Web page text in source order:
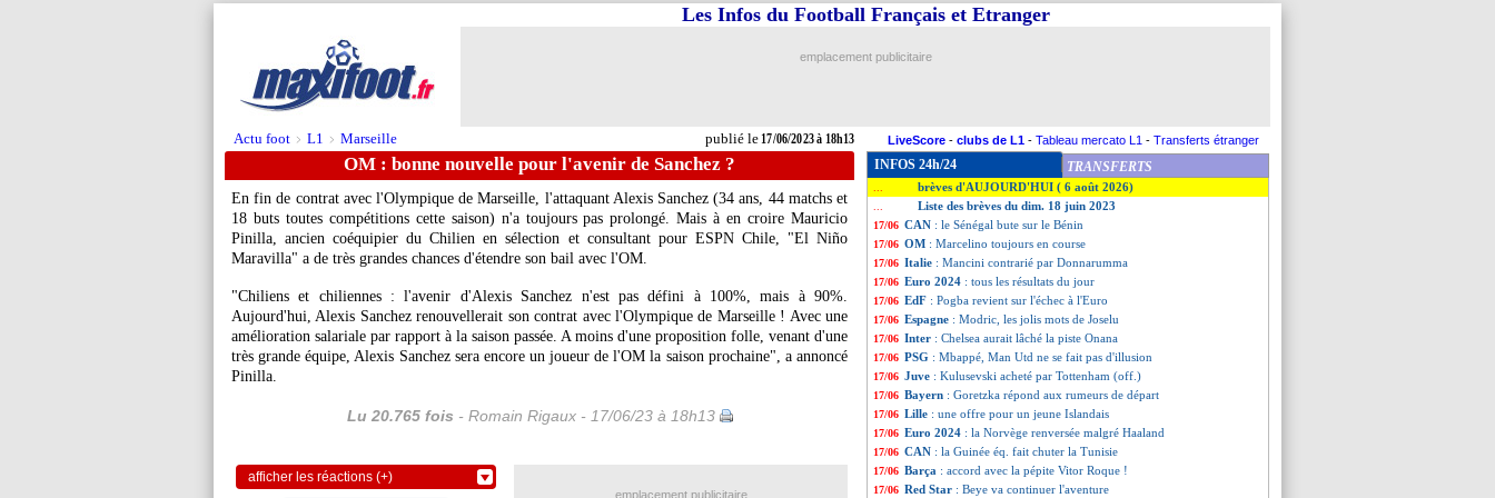
Actu foot > L1 > Marseille publié le17/06/2023 à 18h13
Les Infos du Football Français et Etranger
emplacement publicitaire
LiveScore - clubs de L1 - Tableau mercato L1 - Transferts étranger
OM : bonne nouvelle pour l'avenir de Sanchez ?
En fin de contrat avec l'Olympique de Marseille, l'attaquant Alexis Sanchez (34 ans, 44 matchs et
18 buts toutes compétitions cette saison) n'a toujours pas prolongé. Mais à en croire Mauricio
Pinilla, ancien coéquipier du Chilien en sélection et consultant pour ESPN Chile, "El Niño
Maravilla" a de très grandes chances d'étendre son bail avec l'OM.
"Chiliens et chiliennes : l'avenir d'Alexis Sanchez n'est pas défini à 100%, mais à 90%.
Aujourd'hui, Alexis Sanchez renouvellerait son contrat avec l'Olympique de Marseille ! Avec une
amélioration salariale par rapport à la saison passée. A moins d'une proposition folle, venant d'une
très grande équipe, Alexis Sanchez sera encore un joueur de l'OM la saison prochaine", a annoncé
Pinilla.
Lu 20.765 fois - Romain Rigaux - 17/06/23 à 18h13
afficher les réactions (+)
INFOS 24h/24 TRANSFERTS
brèves d'AUJOURD'HUI ( 6 août 2026)
Liste des brèves du dim. 18 juin 2023
17/06 CAN : le Sénégal bute sur le Bénin
17/06 OM : Marcelino toujours en course
17/06 Italie : Mancini contrarié par Donnarumma
17/06 Euro 2024 : tous les résultats du jour
17/06 EdF : Pogba revient sur l'échec à l'Euro
17/06 Espagne : Modric, les jolis mots de Joselu
17/06 Inter : Chelsea aurait lâché la piste Onana
17/06 PSG : Mbappé, Man Utd ne se fait pas d'illusion
17/06 Juve : Kulusevski acheté par Tottenham (off.)
17/06 Bayern : Goretzka répond aux rumeurs de départ
17/06 Lille : une offre pour un jeune Islandais
17/06 Euro 2024 : la Norvège renversée malgré Haaland
17/06 CAN : la Guinée éq. fait chuter la Tunisie
17/06 Barça : accord avec la pépite Vitor Roque !
17/06 Red Star : Beye va continuer l'aventure
emplacement publicitaire